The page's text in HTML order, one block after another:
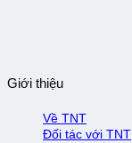
Giới thiệu
Về TNT
Đối tác với TNT